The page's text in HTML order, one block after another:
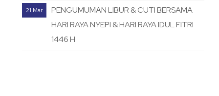
21 Mar
PENGUMUMAN LIBUR & CUTI BERSAMA
HARI RAYA NYEPI & HARI RAYA IDUL FITRI
1446 H